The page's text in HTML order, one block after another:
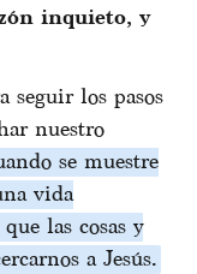
inquieto, y
seguir los pasos
nuestro
se muestre
vida
las cosas y
a Jesús.